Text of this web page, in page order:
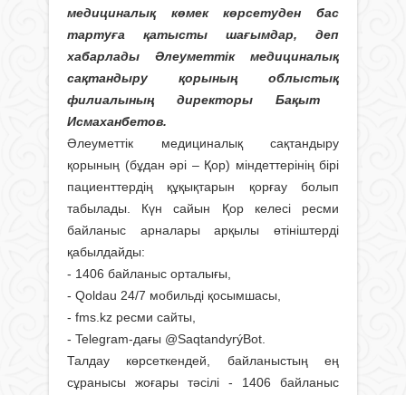
медициналық көмек көрсетуден бас
тартуға қатысты шағымдар, деп
хабарлады Әлеуметтік медициналық
сақтандыру қорының облыстық
филиалының директоры Бақыт
Исмаханбетов.
Әлеуметтік медициналық сақтандыру
қорының (бұдан әрі – Қор) міндеттерінің бірі
пациенттердің құқықтарын қорғау болып
табылады. Күн сайын Қор келесі ресми
байланыс арналары арқылы өтініштерді
қабылдайды:
- 1406 байланыс орталығы,
- Qoldau 24/7 мобильді қосымшасы,
- fms.kz ресми сайты,
- Telegram-дағы @SaqtandyrýBot.
Талдау көрсеткендей, байланыстың ең
сұранысы жоғары тәсілі - 1406 байланыс